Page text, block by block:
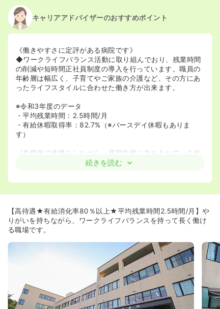
キャリアアドバイザーのおすすめポイント
《働きやすさに定評がある病院です》
◆ワークライフバランス活動に取り組んでおり、残業時間
の削減や短時間正社員制度の導入を行っています。職員の
年齢層は幅広く、子育てやご家族の介護など、その方にあ
ったライフスタイルに合わせた働き方が出来ます。
※令和3年度のデータ
・平均残業時間：2.5時間/月
・有給休暇取得率：82.7%（※バースデイ休暇もありま
す）
《多職種で連携をしながら、退院支援に力を入れている病
の入退院数は120床の約40%に上ります。
る事が出来ます。その中では、患者様やご家族に寄り添う
事を大切にされていらっしゃいます。加えて、スタッフ間
はお互いを思いやり、他部署とのコミュニケーションを大
続きを読む
【高待遇★有給消化率80％以上★平均残業時間2.5時間/月】や
りがいを持ちながら、ワークライフバランスを持って長く働け
る職場です。